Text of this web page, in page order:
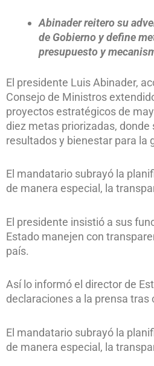
Abinader reitero su
de Gobierno ydefine
presupuesto y
El presidente Luis Abinader,
Consejo de Ministros
proyectos estratégicos de
diez metas priorizadas,
resultados y bienestar para la
El mandatario subrayó la
de manera especial, la
El presidente insistió a sus
Estado manejen con
país.
Así lo informó el director de
declaraciones a la prensa tras
El mandatario subrayó la
de manera especial, la